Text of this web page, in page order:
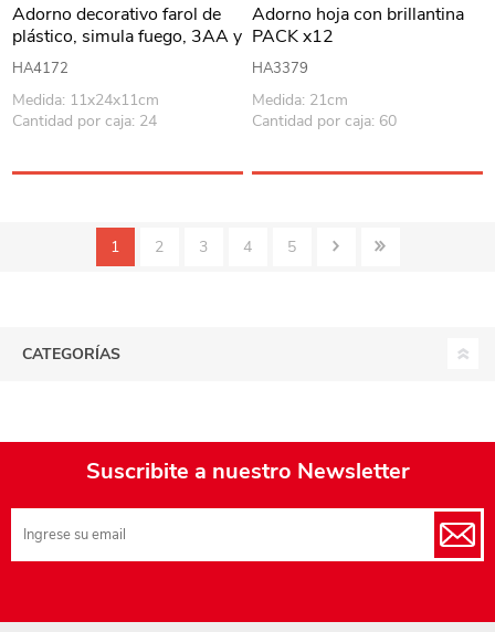
Adorno decorativo farol de
plástico, simula fuego, 3AA y
recarga USB, en caja
HA4172
Medida: 11x24x11cm
Cantidad por caja: 24
Adorno hoja con brillantina
PACK x12
HA3379
Medida: 21cm
Cantidad por caja: 60
1 2 3 4 5
CATEGORÍAS
Suscribite a nuestro Newsletter